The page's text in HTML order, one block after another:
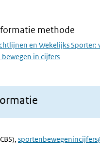
methode
en Wekelijks Sporter:
in cijfers